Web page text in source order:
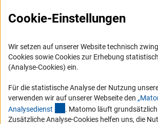
FAQ
Logo und Corporate Design
RSS-Feeds
Compliance
Vergabeverfahren
Barrierefreiheit
Cookie-Einstellungen
Wir setzen auf unserer Website technisch
Cookies sowie Cookies zur Erhebung
(Analyse-Cookies) ein.
Für die statistische Analyse der Nutzung
verwenden wir auf unserer Webseite den
Analysedienst (externer Link)
. Matomo läuft grundsätzlich
Zusätzliche Analyse-Cookies helfen uns, die